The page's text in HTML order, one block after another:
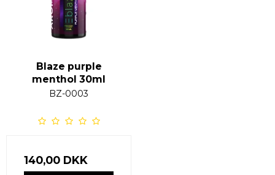
Blaze purple
menthol 30ml
BZ-0003
140,00 DKK